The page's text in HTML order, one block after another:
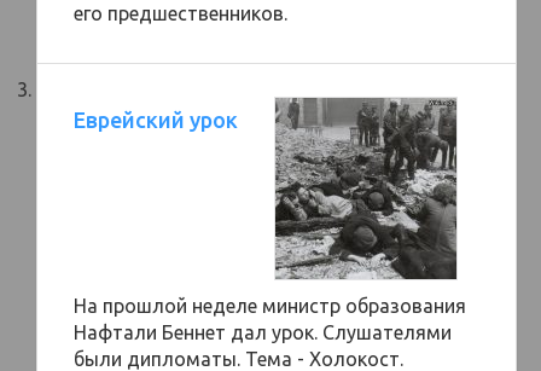
его предшественников.
Еврейский урок
На прошлой неделе министр образования
Нафтали Беннет дал урок. Слушателями
были дипломаты. Тема - Холокост.